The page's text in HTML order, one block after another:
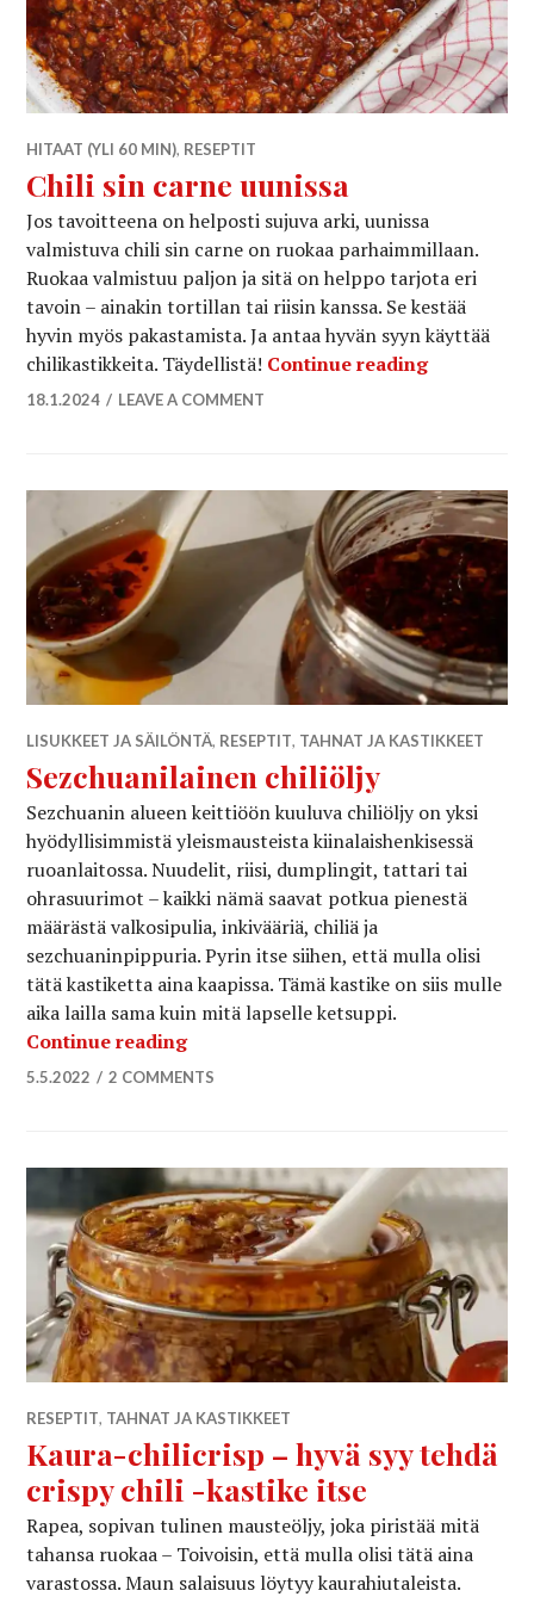
HITAAT (YLI 60 MIN), RESEPTIT
Chili sin carne uunissa
Jos tavoitteena on helposti sujuva arki, uunissa
valmistuva chili sin carne on ruokaa parhaimmillaan.
Ruokaa valmistuu paljon ja sitä on helppo tarjota eri
tavoin – ainakin tortillan tai riisin kanssa. Se kestää
hyvin myös pakastamista. Ja antaa hyvän syyn käyttää
chilikastikkeita. Täydellistä! Continue readingChili sin
18.1.2024 LEAVE A COMMENT
LISUKKEET JA SÄILÖNTÄ, RESEPTIT, TAHNAT JA KASTIKKEET
Sezchuanilainen chiliöljy
Sezchuanin alueen keittiöön kuuluva chiliöljy on yksi
hyödyllisimmistä yleismausteista kiinalaishenkisessä
ruoanlaitossa. Nuudelit, riisi, dumplingit, tattari tai
ohrasuurimot – kaikki nämä saavat potkua pienestä
määrästä valkosipulia, inkivääriä, chiliä ja
sezchuaninpippuria. Pyrin itse siihen, että mulla olisi
tätä kastiketta aina kaapissa. Tämä kastike on siis mulle
aika lailla sama kuin mitä lapselle ketsuppi.
Continue readingSezchuanilainen chiliöljy
5.5.2022 2 COMMENTS
RESEPTIT, TAHNAT JA KASTIKKEET
Kaura-chilicrisp – hyvä syy tehdä
crispy chili -kastike itse
Rapea, sopivan tulinen mausteöljy, joka piristää mitä
tahansa ruokaa – Toivoisin, että mulla olisi tätä aina
varastossa. Maun salaisuus löytyy kaurahiutaleista.